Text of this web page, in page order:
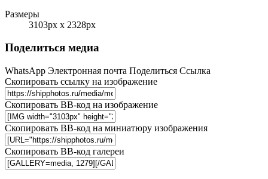
Размеры
3103px x 2328px
Поделиться медиа
WhatsApp Электронная почта Поделиться Ссылка
Скопировать ссылку на изображение
Скопировать BB-код на изображение
Скопировать BB-код на миниатюру изображения
Скопировать BB-код галереи